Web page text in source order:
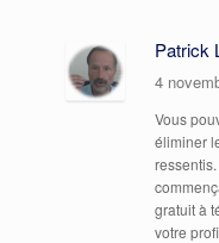
Patrick
4
Vous
éliminer
gratuit à
votre